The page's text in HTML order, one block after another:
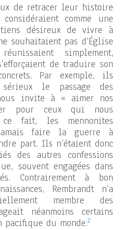
de retracer leur histoire
comme une
désireux de vivre à
souhaitaient pas d’Église
simplement,
de traduire son
Par exemple, ils
le passage des
invite à « aimer nos
pour ceux qui nous
fait, les mennonites
faire la guerre à
part. Ils n’étaient donc
des autres confessions
souvent engagées dans
Contrairement à bon
Rembrandt n’a
membre des
néanmoins certains
du monde.2